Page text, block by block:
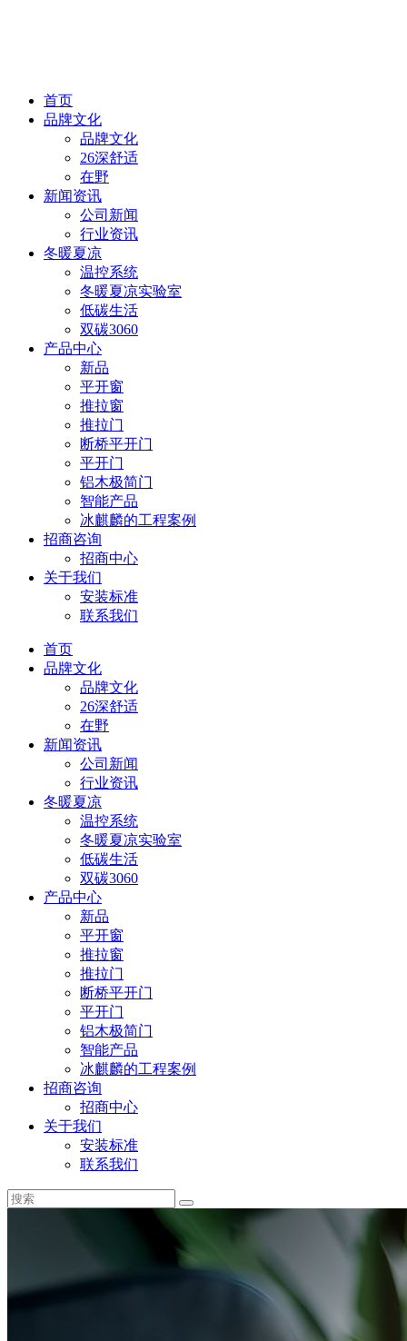
首页
品牌文化
品牌文化
26深舒适
在野
新闻资讯
公司新闻
行业资讯
冬暖夏凉
温控系统
冬暖夏凉实验室
低碳生活
双碳3060
产品中心
新品
平开窗
推拉窗
推拉门
断桥平开门
平开门
铝木极简门
智能产品
冰麒麟的工程案例
招商咨询
招商中心
关于我们
安装标准
联系我们
首页
品牌文化
品牌文化
26深舒适
在野
新闻资讯
公司新闻
行业资讯
冬暖夏凉
温控系统
冬暖夏凉实验室
低碳生活
双碳3060
产品中心
新品
平开窗
推拉窗
推拉门
断桥平开门
平开门
铝木极简门
智能产品
冰麒麟的工程案例
招商咨询
招商中心
关于我们
安装标准
联系我们